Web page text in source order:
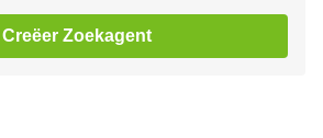
Creëer Zoekagent